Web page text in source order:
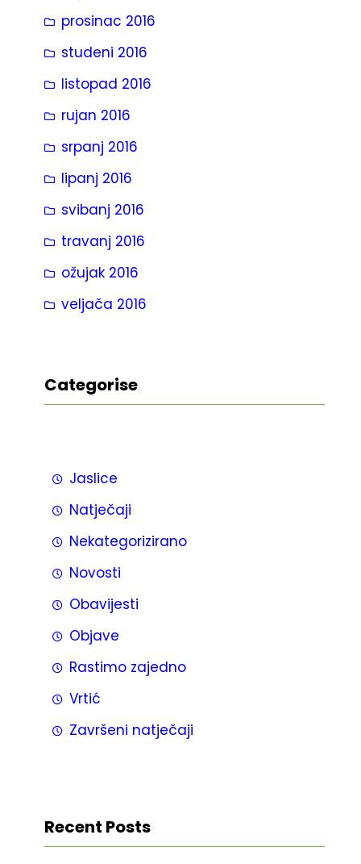
prosinac 2016
studeni 2016
listopad 2016
rujan 2016
srpanj 2016
lipanj 2016
svibanj 2016
travanj 2016
ožujak 2016
veljača 2016
Categorise
Jaslice
Natječaji
Nekategorizirano
Novosti
Obavijesti
Objave
Rastimo zajedno
Vrtić
Završeni natječaji
Recent Posts